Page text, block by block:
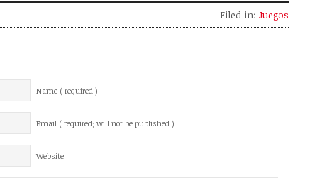
Filed in: Juegos
Name ( required )
Email ( required; will not be published )
Website